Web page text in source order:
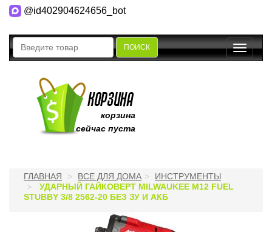
@id402904624656_bot
ПОИСК
Toggle
корзина
сейчас пуста
ГЛАВНАЯ ВСЕ ДЛЯ ДОМА
ИНСТРУМЕНТЫ
УДАРНЫЙ ГАЙКОВЕРТ MILWAUKEE M12 FUEL
STUBBY 3/8 2562-20 БЕЗ ЗУ И АКБ